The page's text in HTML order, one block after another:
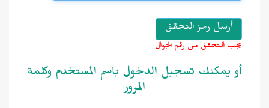
يجب التحقق من رقم الجوال
أو يمكنك تسجيل الدخول باسم المستخدم وكلمة
المرور